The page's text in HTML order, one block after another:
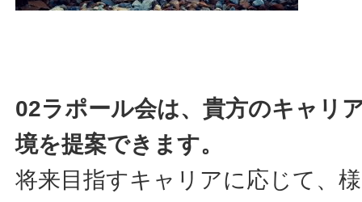
02ラポール会は、貴方のキャリ
境を提案できます。
将来目指すキャリアに応じて、